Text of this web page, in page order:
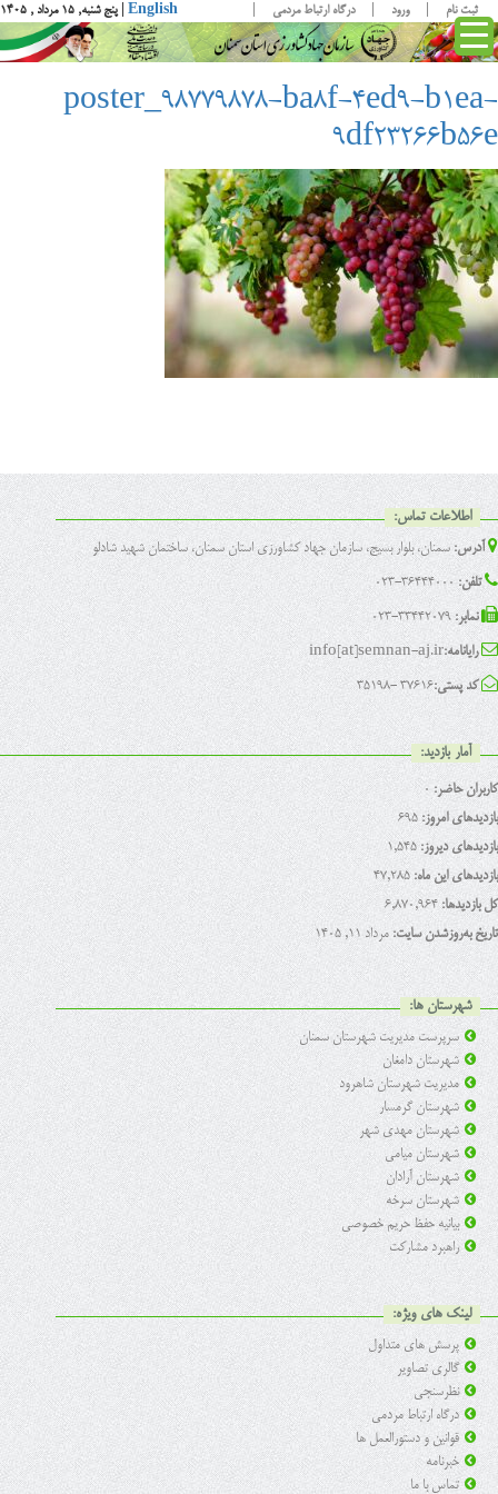
English | پنج شنبه, ۱۵ مرداد , ۱۴۰۵ ثبت نام ورود درگاه ارتباط مردمی
poster_98779878-ba8f-4ed9-b1ea-
9df23266b56e
اطلاعات تماس:
آدرس: سمنان، بلوار بسیج، سازمان جهاد کشاورزی استان سمنان، ساختمان شهید شادلو
تلفن: 36444000-023
نمابر: 33442079-023
رایانامه:info[at]semnan-aj.ir
کد پستی:37616 -35198
آمار بازدید:
کاربران حاضر: 0
بازدیدهای امروز: 695
بازدیدهای دیروز: 1,545
بازدیدهای این ماه:47,285
کل بازدیدها:6,870,964
تاریخ به‌روزشدن سایت: مرداد ۱۱, ۱۴۰۵
شهرستان ها:
سرپرست مدیریت شهرستان سمنان
شهرستان دامغان
مدیریت شهرستان شاهرود
شهرستان گرمسار
شهرستان مهدی شهر
شهرستان میامی
شهرستان آرادان
شهرستان سرخه
بیانیه حفظ حریم خصوصی
راهبرد مشارکت
لینک های ویژه:
پرسش های متداول
گالری تصاویر
نظرسنجی
درگاه ارتباط مردمی
قوانین و دستورالعمل ها
خبرنامه
تماس با ما